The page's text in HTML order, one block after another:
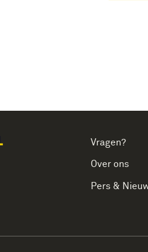
Vragen?
Over ons
Pers &